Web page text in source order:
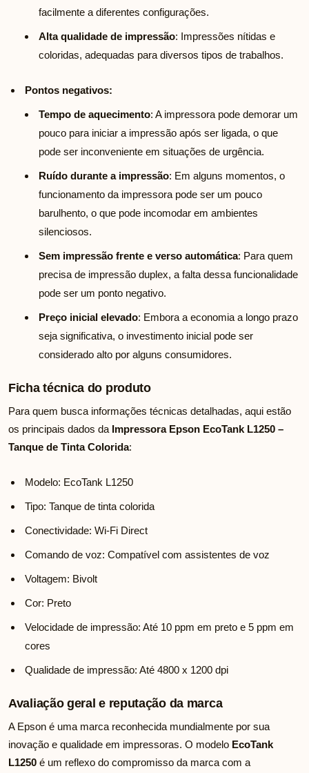
facilmente a diferentes configurações.
Alta qualidade de impressão: Impressões nítidas e
coloridas, adequadas para diversos tipos de trabalhos.
Pontos negativos:
Tempo de aquecimento: A impressora pode demorar um
pouco para iniciar a impressão após ser ligada, o que
pode ser inconveniente em situações de urgência.
Ruído durante a impressão: Em alguns momentos, o
funcionamento da impressora pode ser um pouco
barulhento, o que pode incomodar em ambientes
silenciosos.
Sem impressão frente e verso automática: Para quem
precisa de impressão duplex, a falta dessa funcionalidade
pode ser um ponto negativo.
Preço inicial elevado: Embora a economia a longo prazo
seja significativa, o investimento inicial pode ser
considerado alto por alguns consumidores.
Ficha técnica do produto
Para quem busca informações técnicas detalhadas, aqui estão
os principais dados da Impressora Epson EcoTank L1250 –
Tanque de Tinta Colorida:
Modelo: EcoTank L1250
Tipo: Tanque de tinta colorida
Conectividade: Wi-Fi Direct
Comando de voz: Compatível com assistentes de voz
Voltagem: Bivolt
Cor: Preto
Velocidade de impressão: Até 10 ppm em preto e 5 ppm em
cores
Qualidade de impressão: Até 4800 x 1200 dpi
Avaliação geral e reputação da marca
A Epson é uma marca reconhecida mundialmente por sua
inovação e qualidade em impressoras. O modelo EcoTank
L1250 é um reflexo do compromisso da marca com a